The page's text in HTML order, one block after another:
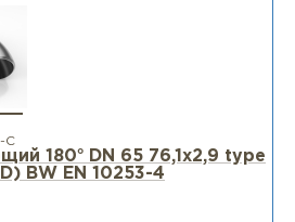
С
180° DN 65 76,1x2,9 type
BW EN 10253-4